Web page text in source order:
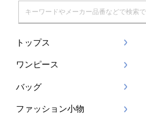
トップス
ワンピース
バッグ
ファッション小物